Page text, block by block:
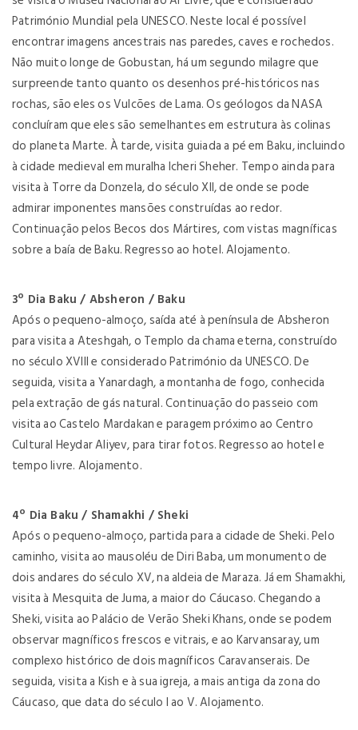
Património Mundial pela UNESCO. Neste local é possível
encontrar imagens ancestrais nas paredes, caves e rochedos.
Não muito longe de Gobustan, há um segundo milagre que
surpreende tanto quanto os desenhos pré-históricos nas
rochas, são eles os Vulcões de Lama. Os geólogos da NASA
concluíram que eles são semelhantes em estrutura às colinas
do planeta Marte. À tarde, visita guiada a pé em Baku, incluindo
à cidade medieval em muralha Icheri Sheher. Tempo ainda para
visita à Torre da Donzela, do século XII, de onde se pode
admirar imponentes mansões construídas ao redor.
Continuação pelos Becos dos Mártires, com vistas magníficas
sobre a baía de Baku. Regresso ao hotel. Alojamento.
3º Dia Baku / Absheron / Baku
Após o pequeno-almoço, saída até à península de Absheron
para visita a Ateshgah, o Templo da chama eterna, construído
no século XVIII e considerado Património da UNESCO. De
seguida, visita a Yanardagh, a montanha de fogo, conhecida
pela extração de gás natural. Continuação do passeio com
visita ao Castelo Mardakan e paragem próximo ao Centro
Cultural Heydar Aliyev, para tirar fotos. Regresso ao hotel e
tempo livre. Alojamento.
4º Dia Baku / Shamakhi / Sheki
Após o pequeno-almoço, partida para a cidade de Sheki. Pelo
caminho, visita ao mausoléu de Diri Baba, um monumento de
dois andares do século XV, na aldeia de Maraza. Já em Shamakhi,
visita à Mesquita de Juma, a maior do Cáucaso. Chegando a
Sheki, visita ao Palácio de Verão Sheki Khans, onde se podem
observar magníficos frescos e vitrais, e ao Karvansaray, um
complexo histórico de dois magníficos Caravanserais. De
seguida, visita a Kish e à sua igreja, a mais antiga da zona do
Cáucaso, que data do século I ao V. Alojamento.